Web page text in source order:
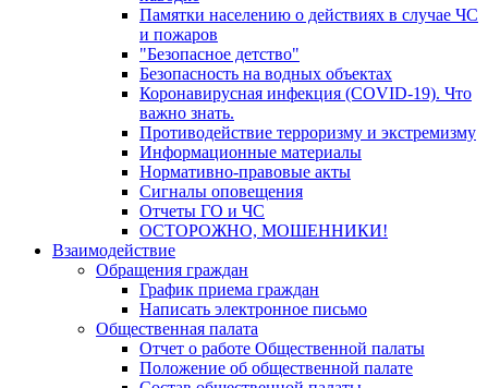
Памятки населению о действиях в случае ЧС
и пожаров
"Безопасное детство"
Безопасность на водных объектах
Коронавирусная инфекция (COVID-19). Что
важно знать.
Противодействие терроризму и экстремизму
Информационные материалы
Нормативно-правовые акты
Сигналы оповещения
Отчеты ГО и ЧС
ОСТОРОЖНО, МОШЕННИКИ!
Взаимодействие
Обращения граждан
График приема граждан
Написать электронное письмо
Общественная палата
Отчет о работе Общественной палаты
Положение об общественной палате